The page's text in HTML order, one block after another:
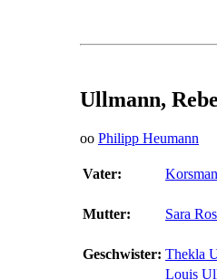
Ullmann,
oo Philipp Heumann
Vater:
Mutter: Sara
Geschwister: Thekla
Louis